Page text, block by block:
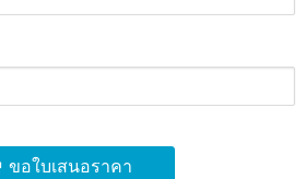
ขอใบเสนอราคา